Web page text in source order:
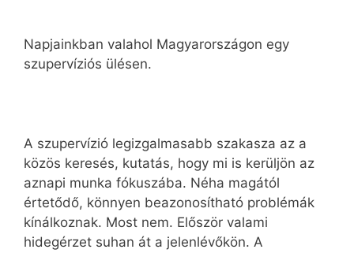
Napjainkban valahol Magyarországon egy
szupervíziós ülésen.
A szupervízió legizgalmasabb szakasza az a
közös keresés, kutatás, hogy mi is kerüljön az
aznapi munka fókuszába. Néha magától
értetődő, könnyen beazonosítható problémák
kínálkoznak. Most nem. Először valami
hidegérzet suhan át a jelenlévőkön. A